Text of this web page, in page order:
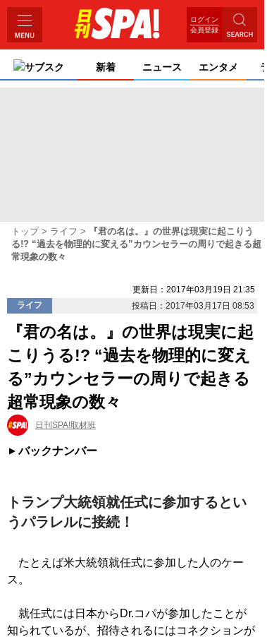
ログイン
会員登録
サブスク 新着 ニュース エンタメ
トップ ライフ
『君の名は。』の世界は現実に起こりう
る!? “過去を物理的に変える”カウンセラーの周りで起きる超
常現象の数々
更新日：2017年03月19日 21:35
ライフ
投稿日：2017年03月17日 08:53
『君の名は。』の世界は現実に起
こりうる!? “過去を物理的に変え
る”カウンセラーの周りで起きる
超常現象の数々
日刊SPA!取材班
バックナンバー
トランプ大統領就任式に参加するとい
うパラレルに接続！
たとえば米大統領就任式に参加した人のケー
ス。
就任式には日本からDr.コパが参加したことが
知られているが、招待されるにはコネクションが